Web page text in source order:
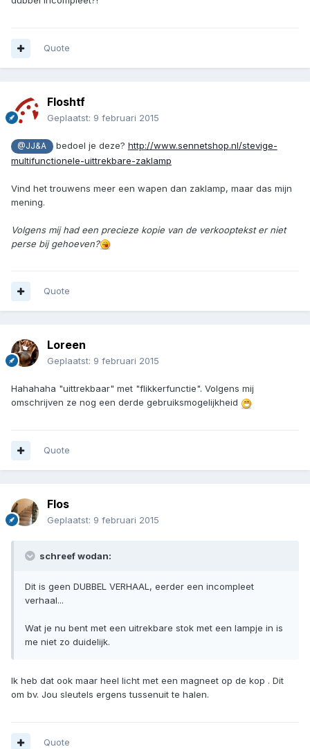
Quote
Floshtf
Geplaatst: 9 februari 2015
@JJ&A bedoel je deze? http://www.sennetshop.nl/stevige-
multifunctionele-uittrekbare-zaklamp
Vind het trouwens meer een wapen dan zaklamp, maar das mijn
mening.
Volgens mij had een precieze kopie van de verkooptekst er niet
perse bij gehoeven?
Quote
Loreen
Geplaatst: 9 februari 2015
Hahahaha "uittrekbaar" met "flikkerfunctie". Volgens mij
omschrijven ze nog een derde gebruiksmogelijkheid
Quote
Flos
Geplaatst: 9 februari 2015
schreef wodan:
Dit is geen DUBBEL VERHAAL, eerder een incompleet
verhaal...
Wat je nu bent met een uitrekbare stok met een lampje in is
me niet zo duidelijk.
Ik heb dat ook maar heel licht met een magneet op de kop . Dit
om bv. Jou sleutels ergens tussenuit te halen.
Quote